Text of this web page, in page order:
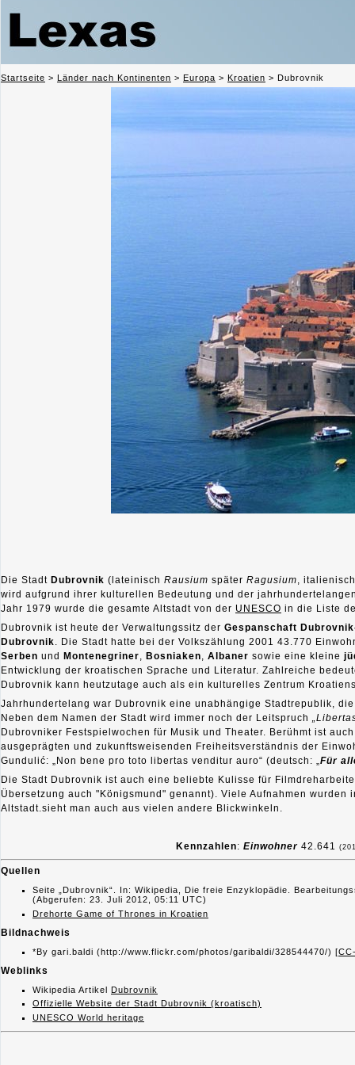
Startseite > Länder nach Kontinenten > Europa > Kroatien > Dubrovnik
Die Stadt Dubrovnik (lateinisch Rausium später Ragusium,
wird aufgrund ihrer kulturellen Bedeutung und der
Jahr 1979 wurde die gesamte Altstadt von der UNESCO in die Liste
Dubrovnik ist heute der Verwaltungssitz der Gespanschaft
Dubrovnik. Die Stadt hatte bei der Volkszählung 2001 43.770
Serben und Montenegriner, Bosniaken, Albaner sowie eine kleine
Entwicklung der kroatischen Sprache und Literatur. Zahlreiche
Dubrovnik kann heutzutage auch als ein kulturelles Zentrum
Jahrhundertelang war Dubrovnik eine unabhängige Stadtrepublik,
Neben dem Namen der Stadt wird immer noch der Leitspruch
Dubrovniker Festspielwochen für Musik und Theater. Berühmt ist
ausgeprägten und zukunftsweisenden Freiheitsverständnis der
Gundulić: „Non bene pro toto libertas venditur auro“ (deutsch: „Für
Die Stadt Dubrovnik ist auch eine beliebte Kulisse für
Übersetzung auch "Königsmund" genannt). Viele Aufnahmen
Altstadt.sieht man auch aus vielen andere Blickwinkeln.
Kennzahlen: Einwohner42.641
Quellen
Seite „Dubrovnik“. In: Wikipedia, Die freie Enzyklopädie.
(Abgerufen: 23. Juli 2012, 05:11 UTC)
Drehorte Game of Thrones in Kroatien
Bildnachweis
*By gari.baldi (http://www.flickr.com/photos/garibaldi/328544470/) [
Weblinks
Wikipedia Artikel Dubrovnik
Offizielle Website der Stadt Dubrovnik (kroatisch)
UNESCO World heritage